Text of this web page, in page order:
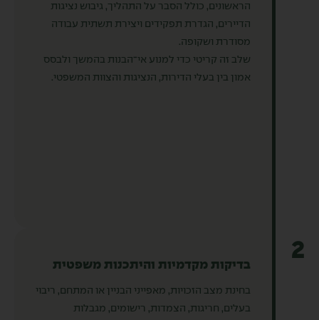
הראשונים, כולל הסבר על התהליך, גיבוש נציגות
הדיירים, הגדרת תפקידים ויצירת תשתית עבודה
מסודרת ושקופה.
שלב זה קריטי כדי למנוע אי־הבנות בהמשך ולבסס
אמון בין בעלי הדירות, הנציגות והצוות המשפטי.
2
בדיקות מקדמיות והיתכנות משפטית
בחינת מצב הזכויות, מאפייני הבניין או המתחם, ריבוי
בעלים, חריגות, הצמדות, רישומים, מגבלות